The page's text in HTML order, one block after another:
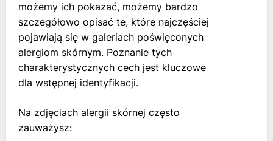
możemy ich pokazać, możemy bardzo
szczegółowo opisać te, które najczęściej
pojawiają się w galeriach poświęconych
alergiom skórnym. Poznanie tych
charakterystycznych cech jest kluczowe
dla wstępnej identyfikacji.
Na zdjęciach alergii skórnej często
zauważysz: